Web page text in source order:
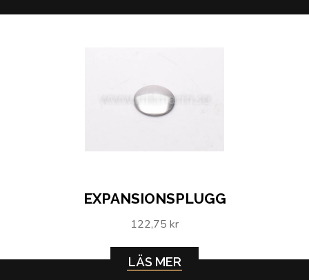
EXPANSIONSPLUGG
122,75 kr
LÄS MER